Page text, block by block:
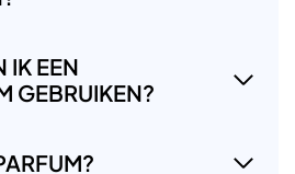
IK EEN
GEBRUIKEN?